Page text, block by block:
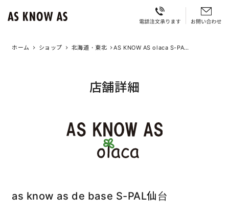
ホーム ショップ 北海道・東北
AS KNOW AS olaca S-PAL
店舗詳細
as know as de base S-PAL仙台